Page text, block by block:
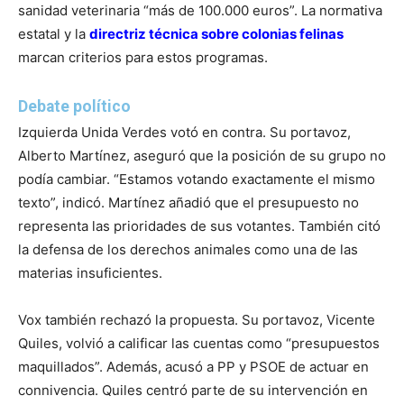
sanidad veterinaria “más de 100.000 euros”. La normativa
estatal y la directriz técnica sobre colonias felinas
marcan criterios para estos programas.
Debate político
Izquierda Unida Verdes votó en contra. Su portavoz,
Alberto Martínez, aseguró que la posición de su grupo no
podía cambiar. “Estamos votando exactamente el mismo
texto”, indicó. Martínez añadió que el presupuesto no
representa las prioridades de sus votantes. También citó
la defensa de los derechos animales como una de las
materias insuficientes.
Vox también rechazó la propuesta. Su portavoz, Vicente
Quiles, volvió a calificar las cuentas como “presupuestos
maquillados”. Además, acusó a PP y PSOE de actuar en
connivencia. Quiles centró parte de su intervención en